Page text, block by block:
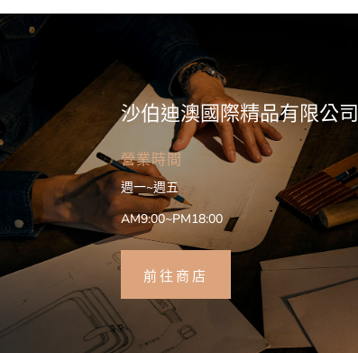
沙伯迪澳國際精品有限公司
營業時間
週一~週五
AM9:00~PM18:00
前往商店